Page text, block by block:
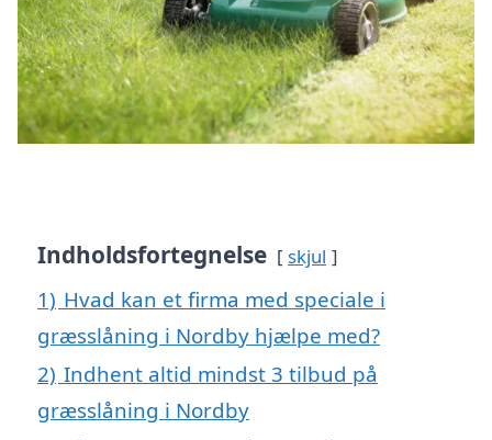
Indholdsfortegnelse skjul
1) Hvad kan et firma med speciale i
græsslåning i Nordby hjælpe med?
2) Indhent altid mindst 3 tilbud på
græsslåning i Nordby